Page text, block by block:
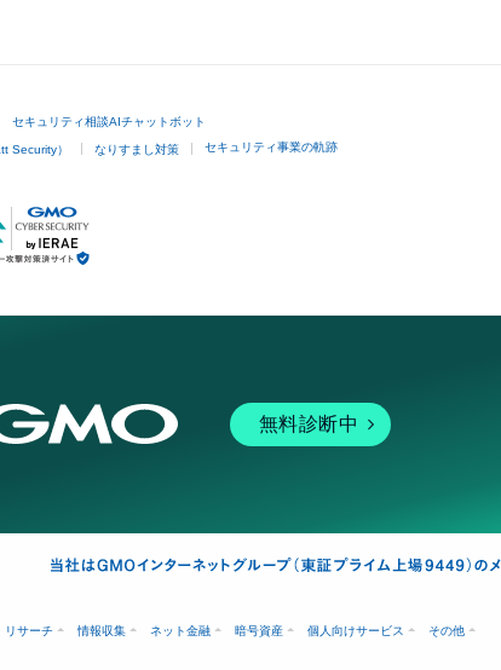
セキュリティ相談AIチャットボット
Security） なりすまし対策 セキュリティ事業の軌跡
無料診断中
リサーチ 情報収集 ネット金融 暗号資産 個人向けサービス その他